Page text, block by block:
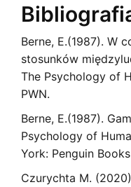
Berne, E.(1987). W
stosunków
The Psychology of
PWN.
Berne, E.(1987).
Psychology of
York: Penguin
Czurychta M.